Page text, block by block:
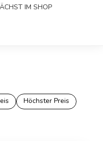
IM SHOP
Höchster Preis